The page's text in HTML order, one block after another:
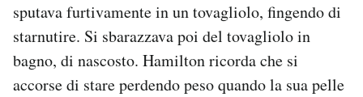
sputava furtivamente in un tovagliolo, fingendo di
starnutire. Si sbarazzava poi del tovagliolo in
bagno, di nascosto. Hamilton ricorda che si
accorse di stare perdendo peso quando la sua pelle